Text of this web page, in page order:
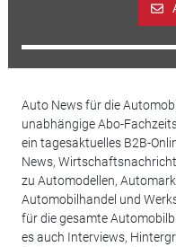
Auto News für die
unabhängige Abo-
ein tagesaktuelles B2B-
News,
zu Automodellen,
Automobilhandel und
für die gesamte
es auch Interviews,